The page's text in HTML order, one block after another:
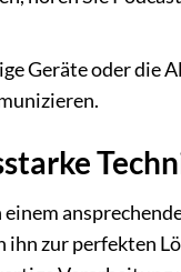
Geräte oder die
zur perfekten